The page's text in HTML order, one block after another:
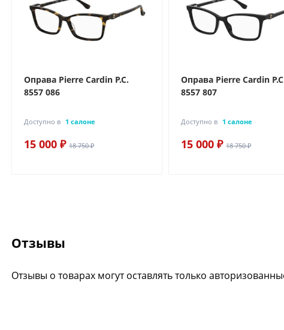
Оправа Pierre Cardin P.C.
8557 086
Доступно в 1 салоне
15 000 ₽ 18 750 ₽
Оправа Pierre Cardin
8557 807
Доступно в 1 салоне
15 000 ₽ 18 750 ₽
Отзывы
Отзывы о товарах могут оставлять только